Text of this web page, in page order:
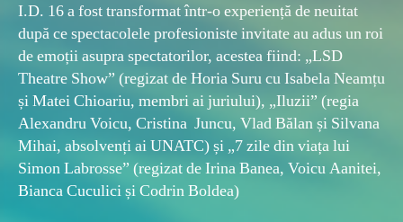
I.D. 16 a fost transformat într-o experiență de neuitat
după ce spectacolele profesioniste invitate au adus un roi
de emoții asupra spectatorilor, acestea fiind: „LSD
Theatre Show” (regizat de Horia Suru cu Isabela Neamțu
și Matei Chioariu, membri ai juriului), „Iluzii” (regia
Alexandru Voicu, Cristina Juncu, Vlad Bălan și Silvana
Mihai, absolvenți ai UNATC) și „7 zile din viața lui
Simon Labrosse” (regizat de Irina Banea, Voicu Aanitei,
Bianca Cuculici și Codrin Boldea)